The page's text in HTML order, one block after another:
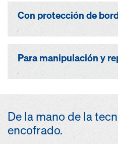
Con protección de
Para manipulación y
De la mano de la
encofrado.